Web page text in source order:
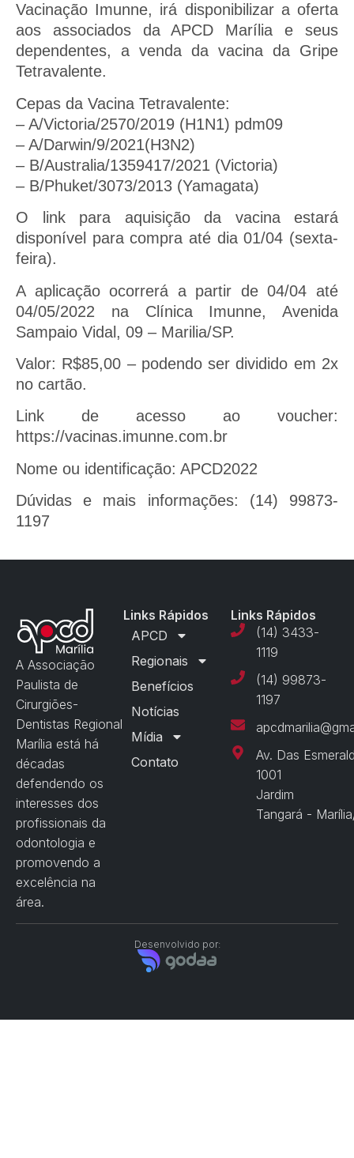
Vacinação Imunne, irá disponibilizar a oferta
aos associados da APCD Marília e seus
dependentes, a venda da vacina da Gripe
Tetravalente.
Cepas da Vacina Tetravalente:
– A/Victoria/2570/2019 (H1N1) pdm09
– A/Darwin/9/2021(H3N2)
– B/Australia/1359417/2021 (Victoria)
– B/Phuket/3073/2013 (Yamagata)
O link para aquisição da vacina estará
disponível para compra até dia 01/04 (sexta-
feira).
A aplicação ocorrerá a partir de 04/04 até
04/05/2022 na Clínica Imunne, Avenida
Sampaio Vidal, 09 – Marilia/SP.
Valor: R$85,00 – podendo ser dividido em 2x
no cartão.
Link de acesso ao voucher:
https://vacinas.imunne.com.br
Nome ou identificação: APCD2022
Dúvidas e mais informações: (14) 99873-
1197
A Associação
Paulista de
Cirurgiões-
Dentistas Regional
Marília está há
décadas
defendendo os
interesses dos
profissionais da
odontologia e
promovendo a
excelência na
área.
Links Rápidos
APCD
Regionais
Benefícios
Notícias
Mídia
Contato
Links Rápidos
(14) 3433-
1119
(14) 99873-
1197
Av. Das
1001
Jardim
Tangará -
Desenvolvido por: